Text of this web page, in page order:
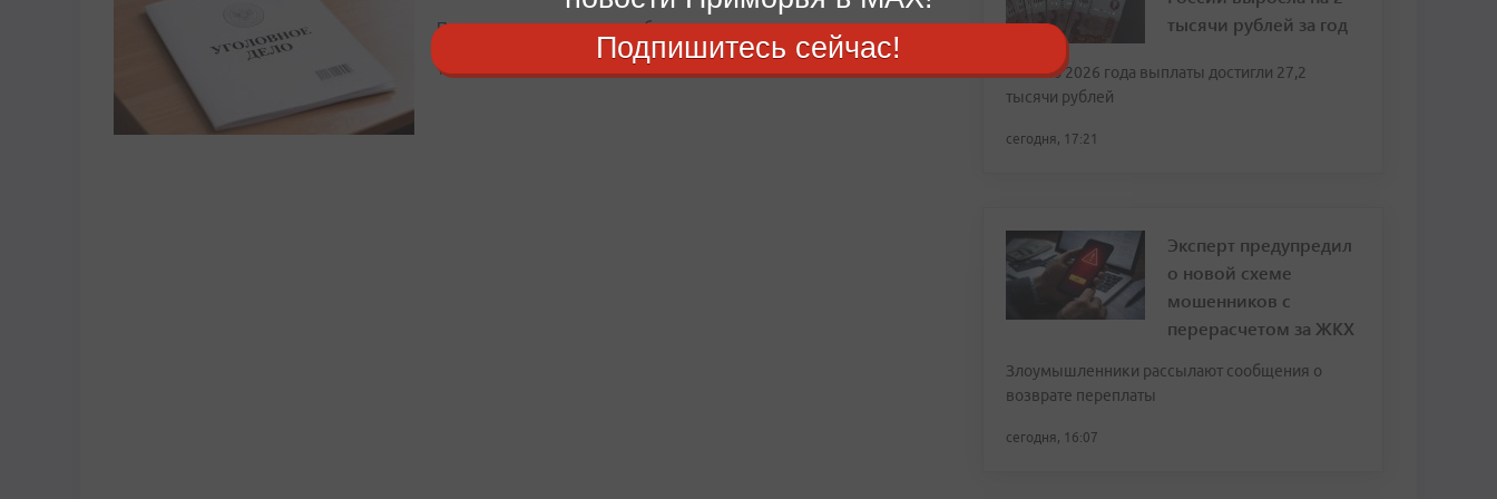
Пострадавшему школьнику были причинены телесные повреждения
12:13, 8 августа 2026
тысячи рублей за год
К июлю 2026 года выплаты достигли 27,2
тысячи рублей
сегодня, 17:21
Эксперт предупредил
о новой схеме
мошенников с
перерасчетом за ЖКХ
Злоумышленники рассылают сообщения о
возврате переплаты
сегодня, 16:07
Подпишитесь сейчас!